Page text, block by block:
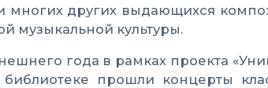
многих других выдающихся
музыкальной культуры.
прошли концерты